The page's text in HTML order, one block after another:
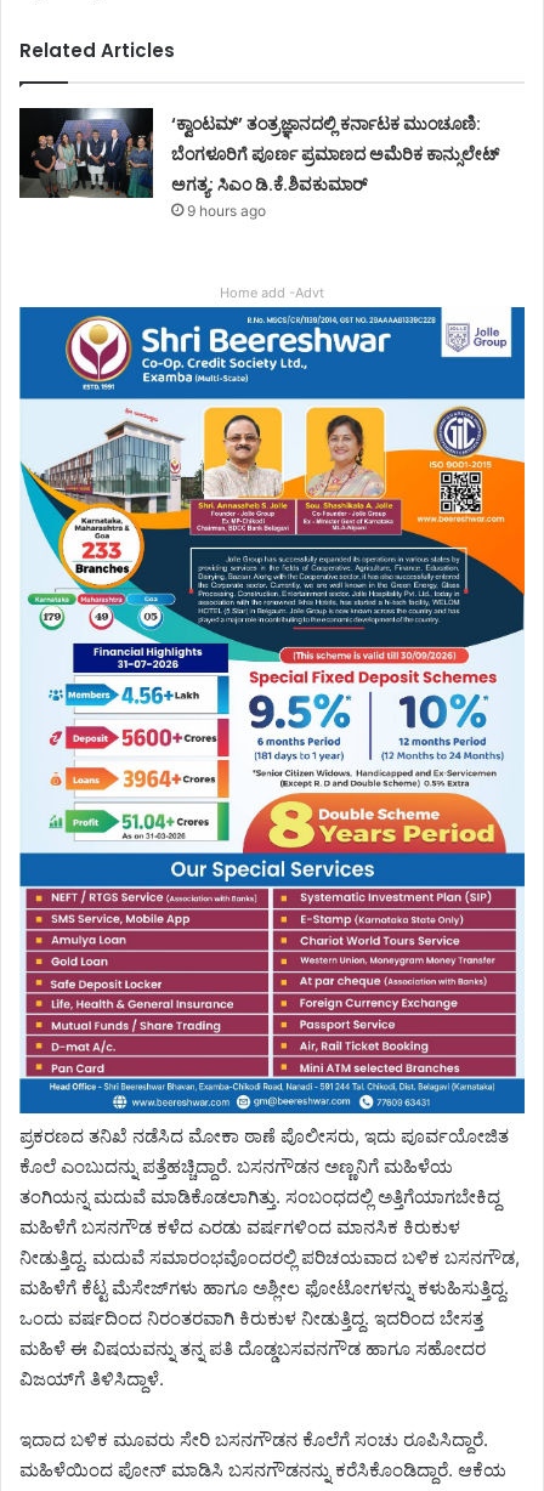
Related Articles
‘ಕ್ವಾಂಟಮ್’ ತಂತ್ರಜ್ಞಾನದಲ್ಲಿ ಕರ್ನಾಟಕ ಮುಂಚೂಣಿ:
ಬೆಂಗಳೂರಿಗೆ ಪೂರ್ಣ ಪ್ರಮಾಣದ ಅಮೆರಿಕ ಕಾನ್ಸುಲೇಟ್
ಅಗತ್ಯ: ಸಿಎಂ ಡಿ.ಕೆ.ಶಿವಕುಮಾರ್
9 hours ago
Home add -Advt
ಪ್ರಕರಣದ ತನಿಖೆ ನಡೆಸಿದ ಮೋಕಾ ಠಾಣೆ ಪೊಲೀಸರು, ಇದು ಪೂರ್ವಯೋಜಿತ
ಕೊಲೆ ಎಂಬುದನ್ನು ಪತ್ತೆಹಚ್ಚಿದ್ದಾರೆ. ಬಸನಗೌಡನ ಅಣ್ಣನಿಗೆ ಮಹಿಳೆಯ
ತಂಗಿಯನ್ನ ಮದುವೆ ಮಾಡಿಕೊಡಲಾಗಿತ್ತು. ಸಂಬಂಧದಲ್ಲಿ ಅತ್ತಿಗೆಯಾಗಬೇಕಿದ್ದ
ಮಹಿಳೆಗೆ ಬಸನಗೌಡ ಕಳೆದ ಎರಡು ವರ್ಷಗಳಿಂದ ಮಾನಸಿಕ ಕಿರುಕುಳ
ನೀಡುತ್ತಿದ್ದ. ಮದುವೆ ಸಮಾರಂಭವೊಂದರಲ್ಲಿ ಪರಿಚಯವಾದ ಬಳಿಕ ಬಸನಗೌಡ,
ಮಹಿಳೆಗೆ ಕೆಟ್ಟ ಮೆಸೇಜ್‌ಗಳು ಹಾಗೂ ಅಶ್ಲೀಲ ಫೋಟೋಗಳನ್ನು ಕಳುಹಿಸುತ್ತಿದ್ದ.
ಒಂದು ವರ್ಷದಿಂದ ನಿರಂತರವಾಗಿ ಕಿರುಕುಳ ನೀಡುತ್ತಿದ್ದ. ಇದರಿಂದ ಬೇಸತ್ತ
ಮಹಿಳೆ ಈ ವಿಷಯವನ್ನು ತನ್ನ ಪತಿ ದೊಡ್ಡಬಸವನಗೌಡ ಹಾಗೂ ಸಹೋದರ
ವಿಜಯ್‌ಗೆ ತಿಳಿಸಿದ್ದಾಳೆ.
ಇದಾದ ಬಳಿಕ ಮೂವರು ಸೇರಿ ಬಸನಗೌಡನ ಕೊಲೆಗೆ ಸಂಚು ರೂಪಿಸಿದ್ದಾರೆ.
ಮಹಿಳೆಯಿಂದ ಪೋನ್ ಮಾಡಿಸಿ ಬಸನಗೌಡನನ್ನು ಕರೆಸಿಕೊಂಡಿದ್ದಾರೆ. ಆಕೆಯ